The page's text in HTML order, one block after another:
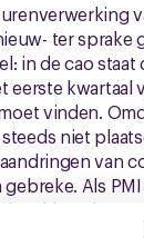
ter sprake
in de cao staat
eerste kwartaal
vinden.
niet
van
Als
vakbonden